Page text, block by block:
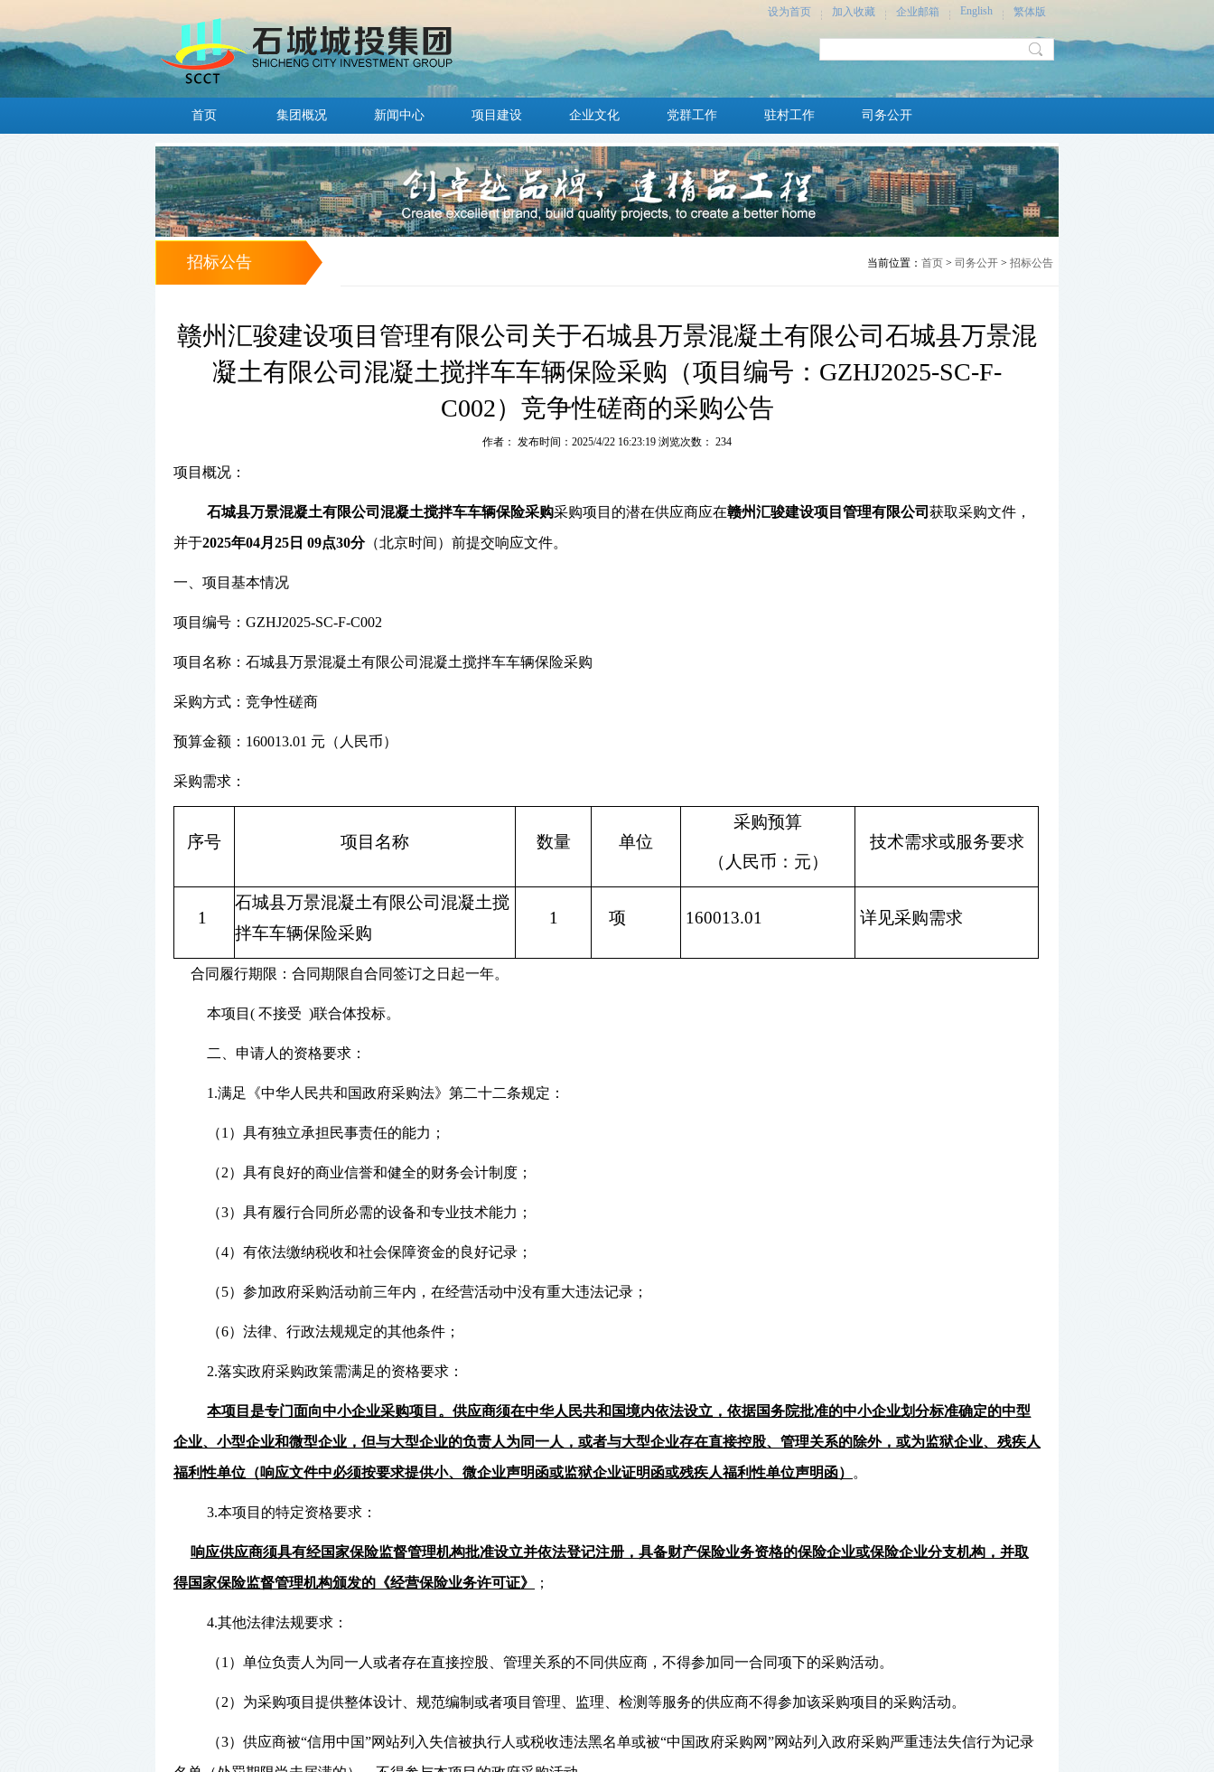
设为首页 加入收藏 企业邮箱 English 繁体版
首页 集团概况 新闻中心 项目建设 企业文化 党群工作 驻村工作 司务公开
招标公告 当前位置： 首页 > 司务公开 > 招标公告
赣州汇骏建设项目管理有限公司关于石城县万景混凝土有限公司石城县万景混
凝土有限公司混凝土搅拌车车辆保险采购（项目编号：GZHJ2025-SC-F-
C002）竞争性磋商的采购公告
作者： 发布时间：2025/4/22 16:23:19 浏览次数： 234
项目概况：
石城县万景混凝土有限公司混凝土搅拌车车辆保险采购采购项目的潜在供应商应在赣州汇骏建设项目管理有限公司获取采购文件，
并于2025年04月 25 日 09点30分（北京时间）前提交响应文件。
一、项目基本情况
项目编号：GZHJ2025-SC-F-C002
项目名称：石城县万景混凝土有限公司混凝土搅拌车车辆保险采购
采购方式：竞争性磋商
预算金额：160013.01 元（人民币）
采购需求：
序号 项 目名称 数量 单位
采购预算
（人民币 ： 元）
技术需求或服务要求
1
石城县万景混凝土有限公司混凝土搅
拌车车辆保险采购
1 项 160013.01 详见采购需求
合同履行期限：合同期限自合同签订之日起一年。
本项目( 不接受 )联合体投标。
二、申请人的资格要求：
1.满足《中华人民共和国政府采购法》第二十二条规定：
（1）具有独立承担民事责任的能力；
（2）具有良好的商业信誉和健全的财务会计制度；
（3）具有履行合同所必需的设备和专业技术能力；
（4）有依法缴纳税收和社会保障资金的良好记录；
（5）参加政府采购活动前三年内，在经营活动中没有重大违法记录；
（6）法律、行政法规规定的其他条件；
2.落实政府采购政策需满足的资格要求：
本项目是专门面向中小企业采购项目。供应商须在中华人民共和国境内依法设立，依据国务院批准的中小企业划分标准确定的中型
企业、小型企业和微型企业，但与大型企业的负责人为同一人，或者与大型企业存在直接控股、管理关系的除外，或为监狱企业、残疾人
福利性单位（响应文件中必须按要求提供小、 微企业声明函或监狱企业证明函或残疾人福利性单位声明函） 。
3.本项目的特定资格要求：
响应供应商须具有经国家保险监督管理机构批准设立并依法登记注册，具备财产保险业务资格的保险企业或保险企业分支机构，并取
得国家保险监督管理机构颁发的《经营保险业务许可证》
；
4.其他法律法规要求：
（1）单位负责人为同一人或者存在直接控股、管理关系的不同供应商，不得参加同一合同项下的采购活动。
（2）为采购项目提供整体设计、规范编制或者项目管理、监理、检测等服务的供应商不得参加该采购项目的采购活动。
（3）供应商被“信用中国”网站列入失信被执行人或税收违法黑名单或被“中国政府采购网”网站列入政府采购严重违法失信行为记录